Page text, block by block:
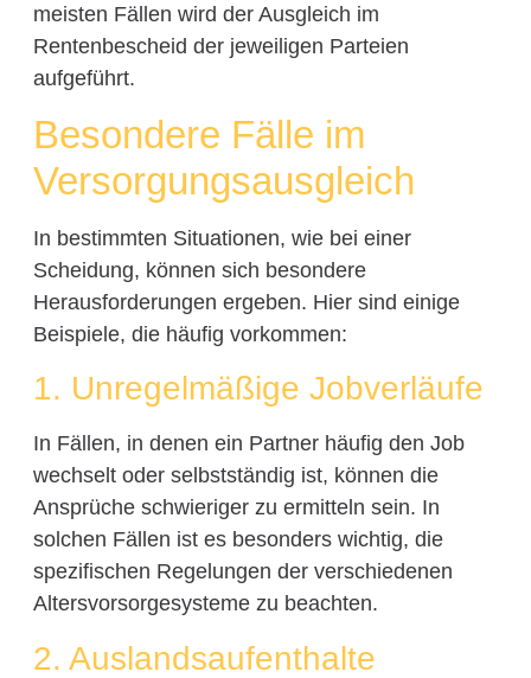
meisten Fällen wird der Ausgleich im
Rentenbescheid der jeweiligen Parteien
aufgeführt.
Besondere Fälle im
Versorgungsausgleich
In bestimmten Situationen, wie bei einer
Scheidung, können sich besondere
Herausforderungen ergeben. Hier sind einige
Beispiele, die häufig vorkommen:
1. Unregelmäßige Jobverläufe
In Fällen, in denen ein Partner häufig den Job
wechselt oder selbstständig ist, können die
Ansprüche schwieriger zu ermitteln sein. In
solchen Fällen ist es besonders wichtig, die
spezifischen Regelungen der verschiedenen
Altersvorsorgesysteme zu beachten.
2. Auslandsaufenthalte